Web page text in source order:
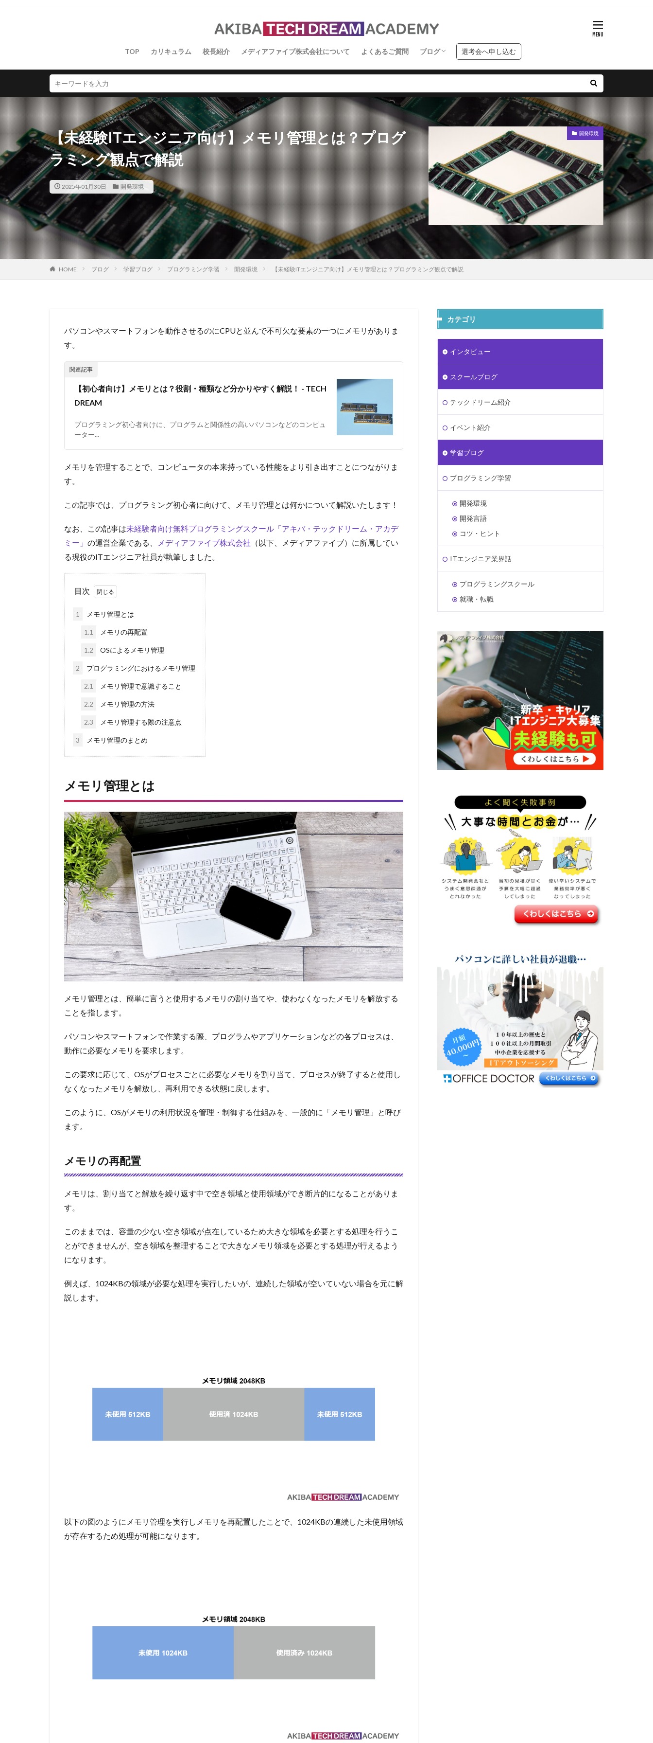
TOP カリキュラム 校長紹介 メディアファイブ株式会社について よくあるご質問 ブログ
インタビュー
スクールブログ
学習ブログ
選考会へ申し込む
【未経験ITエンジニア向け】メモリ管理とは？プログ
ラミング観点で解説
2025年01月30日 開発環境
開発環境
HOME ブログ 学習ブログ プログラミング学習 開発環境 【未経験ITエンジニア向け】メモリ管理とは？プログラミング観点で解説
パソコンやスマートフォンを動作させるのにCPUと並んで不可欠な要素の一つにメモリがありま
す。
【初心者向け】メモリとは？役割・種類など分かりやすく解説！ - TECH
DREAM
プログラミング初心者向けに、プログラムと関係性の高いパソコンなどのコンピュ
ーター...
メモリを管理することで、コンピュータの本来持っている性能をより引き出すことにつながりま
す。
この記事では、プログラミング初心者に向けて、メモリ管理とは何かについて解説いたします！
なお、この記事は未経験者向け無料プログラミングスクール「アキバ・テックドリーム・アカデ
ミー」 の運営企業である、 メディアファイブ株式会社 （以下、メディアファイブ）に所属してい
る現役のITエンジニア社員が執筆しました。
目次
1 メモリ管理とは
1.1 メモリの再配置
1.2 OSによるメモリ管理
2 プログラミングにおけるメモリ管理
2.1 メモリ管理で意識すること
2.2 メモリ管理の方法
2.3 メモリ管理する際の注意点
3 メモリ管理のまとめ
メモリ管理とは
メモリ管理とは、簡単に言うと使用するメモリの割り当てや、使わなくなったメモリを解放する
ことを指します。
パソコンやスマートフォンで作業する際、プログラムやアプリケーションなどの各プロセスは、
動作に必要なメモリを要求します。
この要求に応じて、OSがプロセスごとに必要なメモリを割り当て、プロセスが終了すると使用し
なくなったメモリを解放し、再利用できる状態に戻します。
このように、OSがメモリの利用状況を管理・制御する仕組みを、一般的に「メモリ管理」と呼び
ます。
メモリの再配置
メモリは、割り当てと解放を繰り返す中で空き領域と使用領域ができ断片的になることがありま
す。
このままでは、容量の少ない空き領域が点在しているため大きな領域を必要とする処理を行うこ
とができませんが、空き領域を整理することで大きなメモリ領域を必要とする処理が行えるよう
になります。
例えば、1024KBの領域が必要な処理を実行したいが、連続した領域が空いていない場合を元に解
説します。
以下の図のようにメモリ管理を実行しメモリを再配置したことで、1024KBの連続した未使用領域
が存在するため処理が可能になります。
カテゴリ
インタビュー
スクールブログ
テックドリーム紹介
イベント紹介
学習ブログ
プログラミング学習
開発環境
開発言語
コツ・ヒント
ITエンジニア業界話
プログラミングスクール
就職・転職